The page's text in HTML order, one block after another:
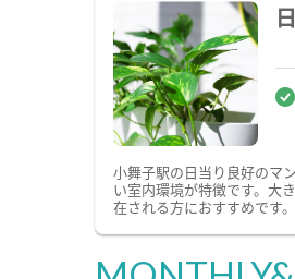
小舞子駅の日当り良好のマ
い室内環境が特徴です。大
在される方におすすめです。